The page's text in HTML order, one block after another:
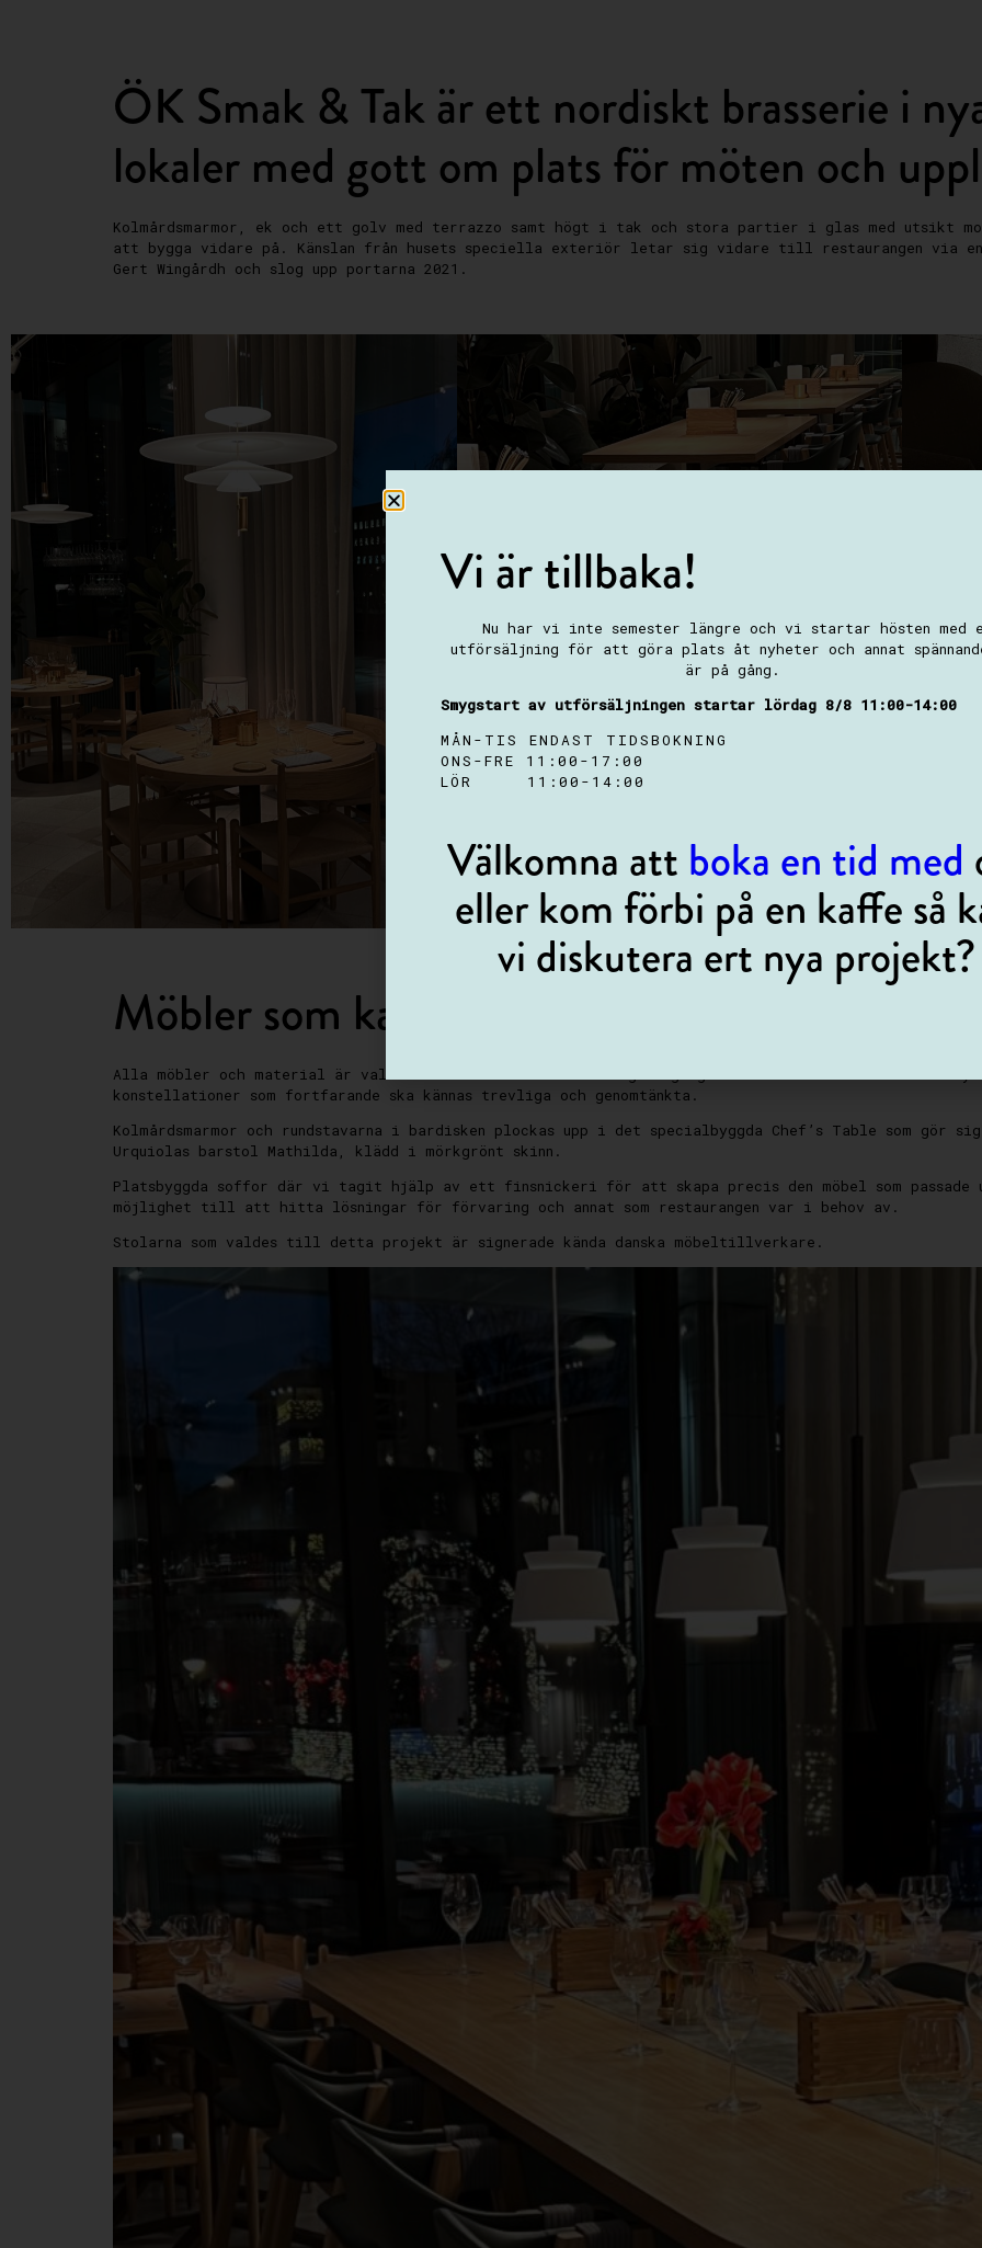
ÖK Smak & Tak är ett nordiskt brasserie i
lokaler med gott om plats för möten och
Kolmårdsmarmor, ek och ett golv med terrazzo samt högt i tak och stora partier i glas med utsikt mot
att bygga vidare på. Känslan från husets speciella exteriör letar sig vidare till restaurangen via
Gert Wingårdh och slog upp portarna 2021.
Möbler som kan leva vidare
Alla möbler och material är valda för att tåla en restaurangs dagliga bruk och ska enkelt kunna
konstellationer som fortfarande ska kännas trevliga och genomtänkta.
Kolmårdsmarmor och rundstavarna i bardisken plockas upp i det specialbyggda Chef’s Table som gör
Urquiolas barstol Mathilda, klädd i mörkgrönt skinn.
Platsbyggda soffor där vi tagit hjälp av ett finsnickeri för att skapa precis den möbel som passade
möjlighet till att hitta lösningar för förvaring och annat som restaurangen var i behov av.
Stolarna som valdes till detta projekt är signerade kända danska möbeltillverkare.
Vi är tillbaka!
Nu har vi inte semester längre och vi startar hösten med
utförsäljning för att göra plats åt nyheter och annat
är på gång.
Smygstart av utförsäljningen startar lördag 8/8 11:00-14:00
MÅN-TIS ENDAST TIDSBOKNING
ONS-FRE 11:00-17:00
LÖR 11:00-14:00
Välkomna att boka en tid med
eller kom förbi på en kaffe så
vi diskutera ert nya projekt?